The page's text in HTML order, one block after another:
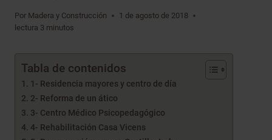
Por Madera y Construcción
1 de agosto de 2018
lectura 3 minutos
Tabla de contenidos
1- Residencia mayores y centro de día
2- Reforma de un ático
3- Centro Médico Psicopedagógico
4- Rehabilitación Casa Vicens